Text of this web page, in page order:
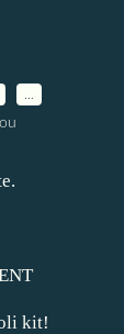
kit!